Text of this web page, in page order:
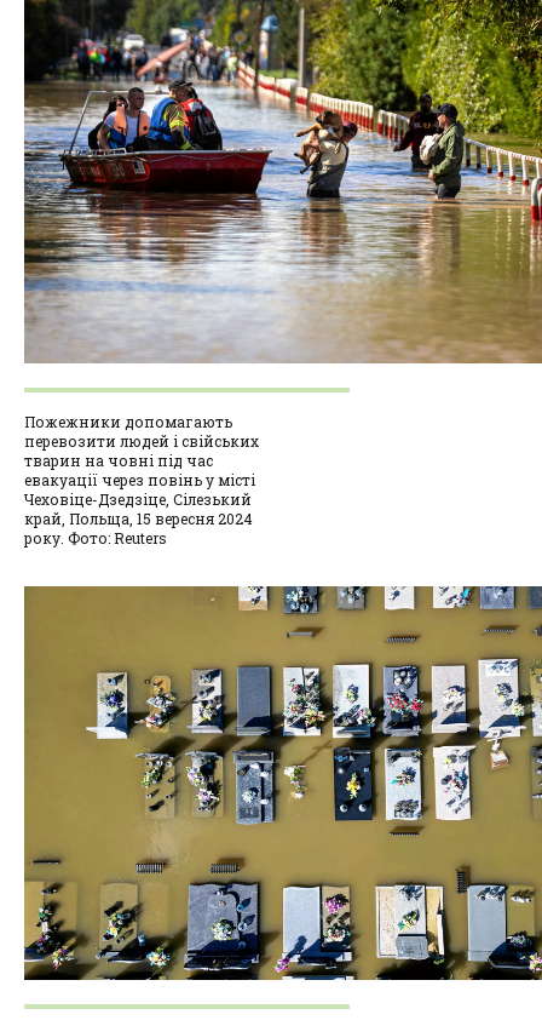
Пожежники допомагають
перевозити людей і свійських
тварин на човні під час
евакуації через повінь у місті
Чеховіце-Дзедзіце, Сілезький
край, Польща, 15 вересня 2024
року. Фото: Reuters